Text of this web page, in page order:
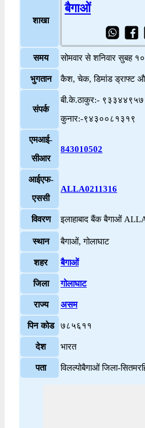
शाखा
बैगाओं
समय सोमवार से शनिवार सुबह
भुगतान कैश, चेक, डिमांड ड्राफ्ट
संपर्क
बी.के.ठाकुर:-
कुनार:-९४३००८१३१९
एमआई-
सीआर
843010502
आईएफ-
एससी
ALLA0211316
विवरण इलाहाबाद बैंक बैगाओं
स्थान बैगाओं, गोलाघाट
शहर बैगाओं
जिला गोलाघाट
राज्य असम
पिन कोड ७८५६११
देश भारत
पता विलल्पोबैगाओं जिला-